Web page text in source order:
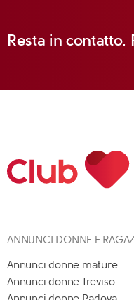
Resta in contatto.
ANNUNCI DONNE E
Annunci donne mature
Annunci donne Treviso